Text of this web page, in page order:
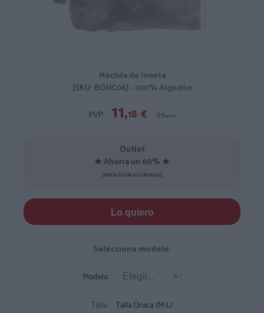
Mochila de loneta
[SKU: BOHC06] - 100% Algodón
PVP:
11,18 € 27,95 €
Outlet
★ Ahorra un 60% ★
[Hasta fin de existencias]
Lo quiero
Selecciona modelo:
Modelo:
Talla: Talla Única (M-L)